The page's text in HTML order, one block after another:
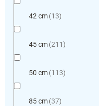
42 cm 13
45 cm 211
50 cm 113
85 cm 37